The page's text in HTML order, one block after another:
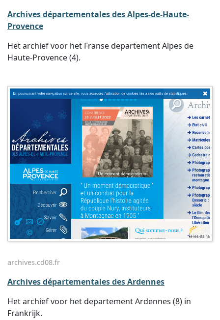
Archives départementales des Alpes-de-Haute-
Provence
Het archief voor het Franse departement Alpes de
Haute-Provence (4).
archives.cd08.fr
Archives départementales des Ardennes
Het archief voor het departement Ardennes (8) in
Frankrijk.